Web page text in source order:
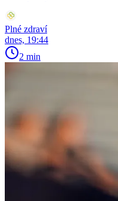
Plné zdraví
dnes, 19:44
2 min